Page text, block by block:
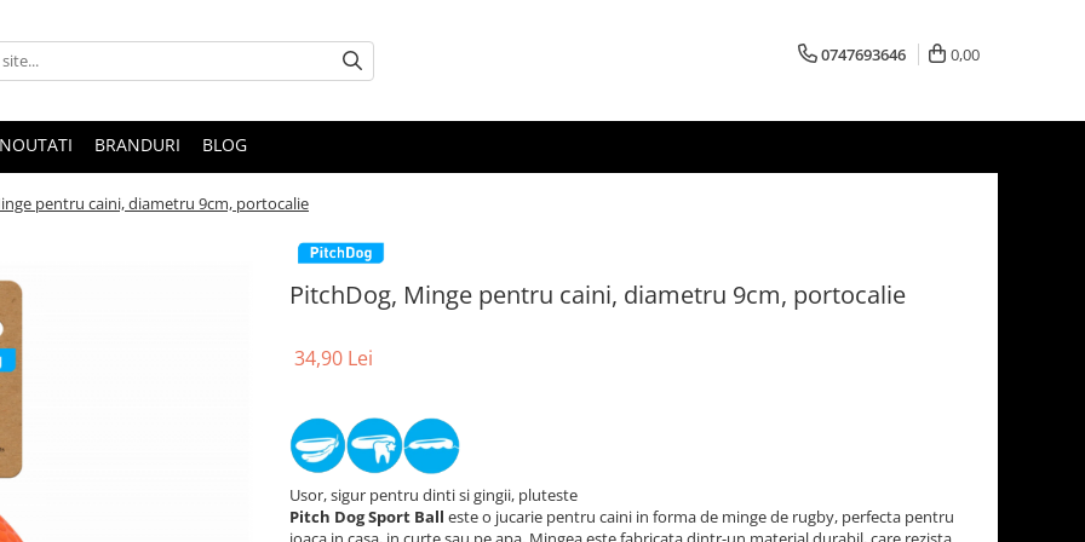
0747693646 0,00
NOUTATI BRANDURI BLOG
pentru caini, diametru 9cm, portocalie
PitchDog, Minge pentru caini, diametru 9cm, portocalie
34,90 Lei
Usor, sigur pentru dinti si gingii, pluteste
Pitch Dog Sport Ball este o jucarie pentru caini in forma de minge de rugby, perfecta pentru